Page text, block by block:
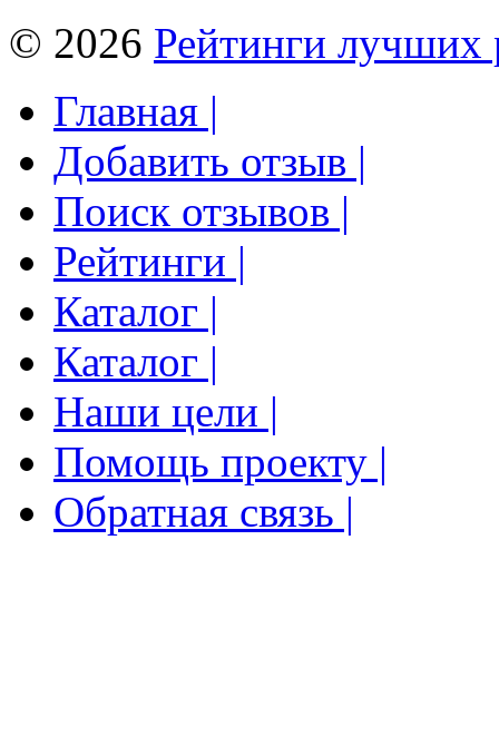
© 2026 Рейтинги лучших
Главная |
Добавить отзыв |
Поиск отзывов |
Рейтинги |
Каталог |
Каталог |
Наши цели |
Помощь проекту |
Обратная связь |